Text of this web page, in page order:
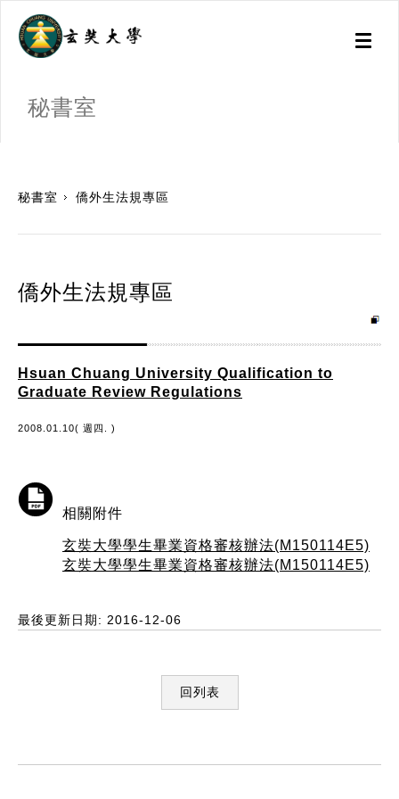
Toggle
秘書室
秘書室 僑外生法規專區
僑外生法規專區
Hsuan Chuang University Qualification to
Graduate Review Regulations
2008.01.10( 週四. )
相關附件
玄奘大學學生畢業資格審核辦法(M150114E5)
玄奘大學學生畢業資格審核辦法(M150114E5)
最後更新日期: 2016-12-06
回列表